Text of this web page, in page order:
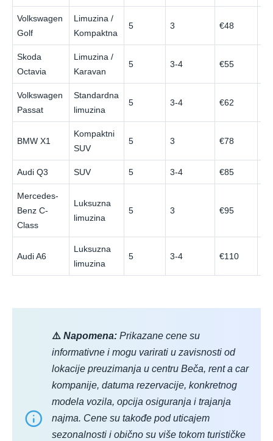
Volkswagen
Golf
Limuzina /
Kompaktna
5 3 €48
Skoda
Octavia
Limuzina /
Karavan
5 3-4 €55
Volkswagen
Passat
Standardna
limuzina
5 3-4 €62
BMW X1
Kompaktni
SUV
5 3 €78
Audi Q3 SUV 5 3-4 €85
Mercedes-
Benz C-
Class
Luksuzna
limuzina
5 3 €95
Audi A6
Luksuzna
limuzina
5 3-4 €110
⚠️ Napomena: Prikazane cene su
informativne i mogu varirati u zavisnosti od
lokacije preuzimanja u centru Beča, rent a car
kompanije, datuma rezervacije, konkretnog
modela vozila, opcija osiguranja i trajanja
najma. Cene su takođe pod uticajem
sezonalnosti i obično su više tokom turističke